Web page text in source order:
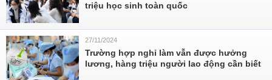
triệu học sinh toàn quốc
27/11/2024
Trường hợp nghỉ làm vẫn được hưởng
lương, hàng triệu người lao động cần biết